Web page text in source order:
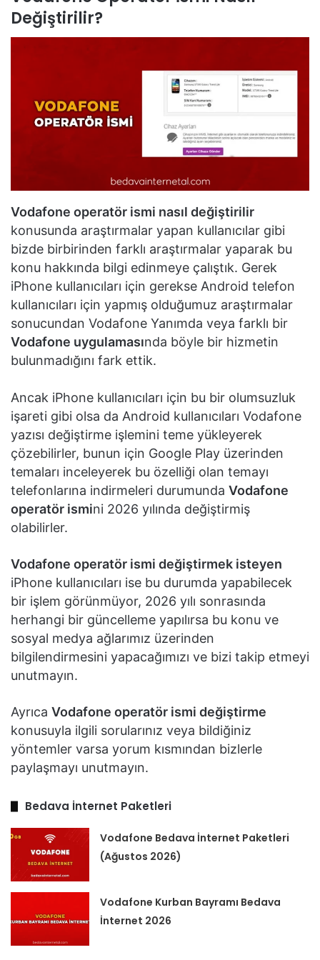
Değiştirilir?
Vodafone operatör ismi nasıl değiştirilir
konusunda araştırmalar yapan kullanıcılar gibi
bizde birbirinden farklı araştırmalar yaparak bu
konu hakkında bilgi edinmeye çalıştık. Gerek
iPhone kullanıcıları için gerekse Android telefon
kullanıcıları için yapmış olduğumuz araştırmalar
sonucundan Vodafone Yanımda veya farklı bir
Vodafone uygulamasında böyle bir hizmetin
bulunmadığını fark ettik.
Ancak iPhone kullanıcıları için bu bir olumsuzluk
işareti gibi olsa da Android kullanıcıları Vodafone
yazısı değiştirme işlemini teme yükleyerek
çözebilirler, bunun için Google Play üzerinden
temaları inceleyerek bu özelliği olan temayı
telefonlarına indirmeleri durumunda Vodafone
operatör ismini 2026 yılında değiştirmiş
olabilirler.
Vodafone operatör ismi değiştirmek isteyen
iPhone kullanıcıları ise bu durumda yapabilecek
bir işlem görünmüyor, 2026 yılı sonrasında
herhangi bir güncelleme yapılırsa bu konu ve
sosyal medya ağlarımız üzerinden
bilgilendirmesini yapacağımızı ve bizi takip etmeyi
unutmayın.
Ayrıca Vodafone operatör ismi değiştirme
konusuyla ilgili sorularınız veya bildiğiniz
yöntemler varsa yorum kısmından bizlerle
paylaşmayı unutmayın.
Bedava İnternet Paketleri
Vodafone Bedava İnternet Paketleri
(Ağustos 2026)
Vodafone Kurban Bayramı Bedava
İnternet 2026